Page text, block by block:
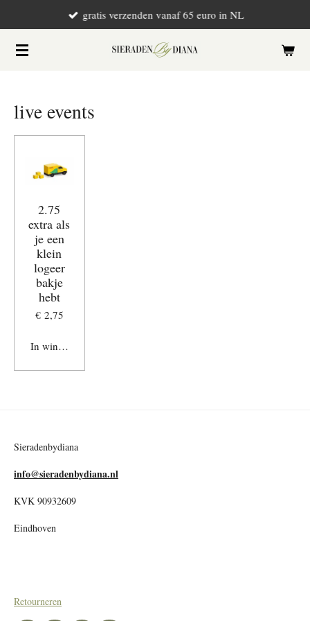
naar
gratis verzenden vanaf 65 euro in NL
live events
2.75
extra als
je een
klein
logeer
bakje
hebt
€ 2,75
In winkelwagen
Sieradenbydiana
info@sieradenbydiana.nl
KVK 90932609
Eindhoven
Retourneren